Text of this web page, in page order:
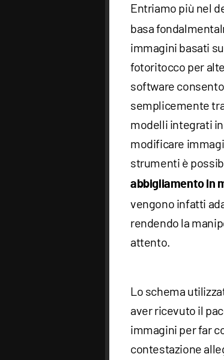
Entriamo più nel
basa
immagini basati
fotoritocco per
software
semplicemente
modelli integrati in
modificare
strumenti è
abbigliamento in
vengono infatti
rendendo la
attento.
Lo schema
aver ricevuto il
immagini per far
contestazione